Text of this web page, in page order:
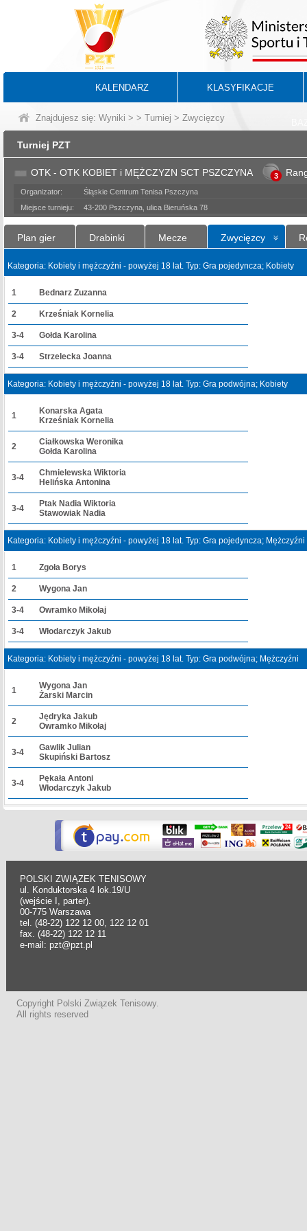
KALENDARZ KLASYFIKACJE
Znajdujesz się: Wyniki > > Turniej > Zwycięzcy
Turniej PZT
OTK - OTK KOBIET i MĘŻCZYZN SCT PSZCZYNA 3
Organizator:
Śląskie Centrum Tenisa Pszczyna
Miejsce turnieju:
43-200 Pszczyna, ulica Bieruńska 78
Plan gier Drabinki Mecze Zwycięzcy
Kategoria: Kobiety i mężczyźni - powyżej 18 lat. Typ: Gra pojedyncza; Kobiety
1 Bednarz Zuzanna
2 Krześniak Kornelia
3-4 Gołda Karolina
3-4 Strzelecka Joanna
Kategoria: Kobiety i mężczyźni - powyżej 18 lat. Typ: Gra podwójna; Kobiety
1
Konarska Agata
Krześniak Kornelia
2
Ciałkowska Weronika
Gołda Karolina
3-4
Chmielewska Wiktoria
Helińska Antonina
3-4
Ptak Nadia Wiktoria
Stawowiak Nadia
Kategoria: Kobiety i mężczyźni - powyżej 18 lat. Typ: Gra pojedyncza; Mężczyźni
1 Zgoła Borys
2 Wygona Jan
3-4 Owramko Mikołaj
3-4 Włodarczyk Jakub
Kategoria: Kobiety i mężczyźni - powyżej 18 lat. Typ: Gra podwójna; Mężczyźni
1
Wygona Jan
Żarski Marcin
2
Jędryka Jakub
Owramko Mikołaj
3-4
Gawlik Julian
Skupiński Bartosz
3-4
Pękała Antoni
Włodarczyk Jakub
POLSKI ZWIĄZEK TENISOWY
ul. Konduktorska 4 lok.19/U
(wejście I, parter).
00-775 Warszawa
tel. (48-22) 122 12 00, 122 12 01
fax. (48-22) 122 12 11
e-mail: pzt@pzt.pl
Copyright Polski Związek Tenisowy.
All rights reserved